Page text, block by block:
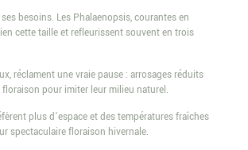
besoins. Les Phalaenopsis, courantes en
cette taille et refleurissent souvent en trois
réclament une vraie pause : arrosages réduits
pour imiter leur milieu naturel.
plus d’espace et des températures fraîches
spectaculaire floraison hivernale.